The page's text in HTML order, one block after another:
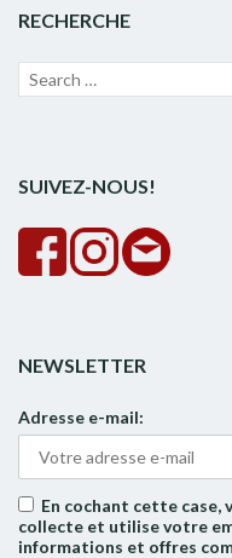
RECHERCHE
Recherche
SUIVEZ-NOUS!
NEWSLETTER
Adresse e-mail:
En cochant cette case,
collecte et utilise votre
informations et offres